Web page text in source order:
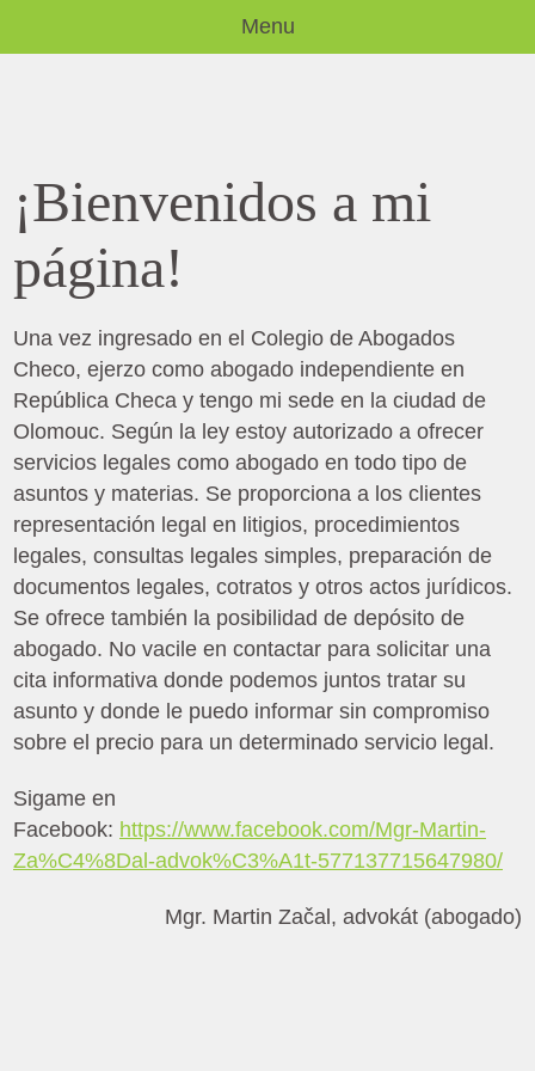
Menu
¡Bienvenidos a mi
página!
Una vez ingresado en el Colegio de Abogados
Checo, ejerzo como abogado independiente en
República Checa y tengo mi sede en la ciudad de
Olomouc. Según la ley estoy autorizado a ofrecer
servicios legales como abogado en todo tipo de
asuntos y materias. Se proporciona a los clientes
representación legal en litigios, procedimientos
legales, consultas legales simples, preparación de
documentos legales, cotratos y otros actos jurídicos.
Se ofrece también la posibilidad de depósito de
abogado. No vacile en contactar para solicitar una
cita informativa donde podemos juntos tratar su
asunto y donde le puedo informar sin compromiso
sobre el precio para un determinado servicio legal.
Sigame en
Facebook: https://www.facebook.com/Mgr-Martin-
Za%C4%8Dal-advok%C3%A1t-577137715647980/
Mgr. Martin Začal, advokát (abogado)